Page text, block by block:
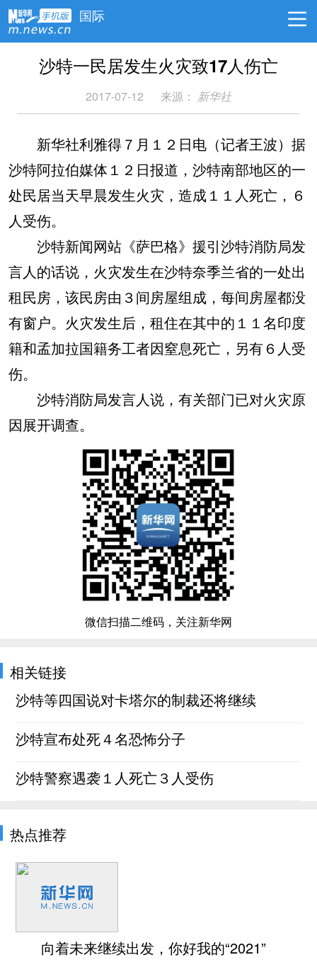
国际
沙特一民居发生火灾致17人伤亡
2017-07-12 来源： 新华社
新华社利雅得７月１２日电（记者王波）据
沙特阿拉伯媒体１２日报道，沙特南部地区的一
处民居当天早晨发生火灾，造成１１人死亡，６
人受伤。
沙特新闻网站《萨巴格》援引沙特消防局发
言人的话说，火灾发生在沙特奈季兰省的一处出
租民房，该民房由３间房屋组成，每间房屋都没
有窗户。火灾发生后，租住在其中的１１名印度
籍和孟加拉国籍务工者因窒息死亡，另有６人受
伤。
沙特消防局发言人说，有关部门已对火灾原
因展开调查。
微信扫描二维码，关注新华网
相关链接
沙特等四国说对卡塔尔的制裁还将继续
沙特宣布处死４名恐怖分子
沙特警察遇袭１人死亡３人受伤
热点推荐
向着未来继续出发，你好我的“2021”